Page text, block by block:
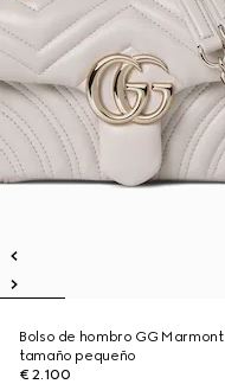
Bolso de hombro GG Marmont
tamaño pequeño
€ 2.100